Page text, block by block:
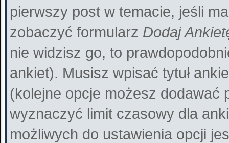
pierwszy post w temacie, jeśli
zobaczyć formularz Dodaj
nie widzisz go, to
ankiet). Musisz wpisać tytuł
(kolejne opcje możesz dodawać
wyznaczyć limit czasowy dla
możliwych do ustawienia opcji